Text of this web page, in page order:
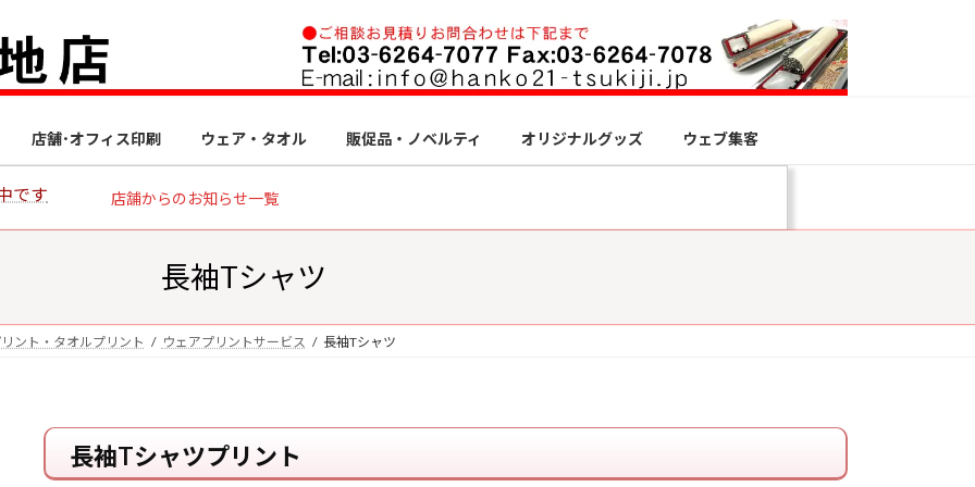
店舗･オフィス印刷 ウェア・タオル 販促品・ノベルティ オリジナルグッズ ウェブ集客
です 店舗からのお知らせ一覧
長袖Tシャツ
ント・タオルプリント ウェアプリントサービス 長袖Tシャツ
長袖Tシャツプリント